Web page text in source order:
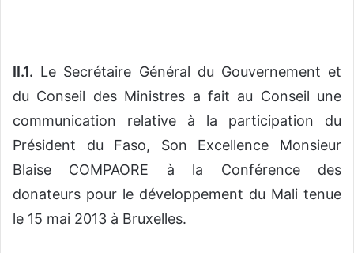
II.1. Le Secrétaire Général du Gouvernement et
du Conseil des Ministres a fait au Conseil une
communication relative à la participation du
Président du Faso, Son Excellence Monsieur
Blaise COMPAORE à la Conférence des
donateurs pour le développement du Mali tenue
le 15 mai 2013 à Bruxelles.